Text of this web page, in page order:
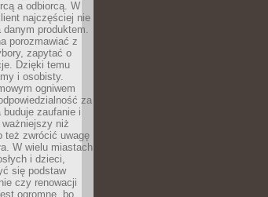
a odbiorcą. W
najczęściej nie
produktem.
porozmawiać z
zapytać o
Dzięki temu
i osobisty.
ogniwem
za
zaufanie i
niż
też zwrócić uwagę
W wielu miastach
i dzieci,
się podstaw
czy renowacji
ogromne, bo